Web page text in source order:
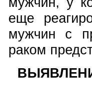
еще
мужчин с
раком